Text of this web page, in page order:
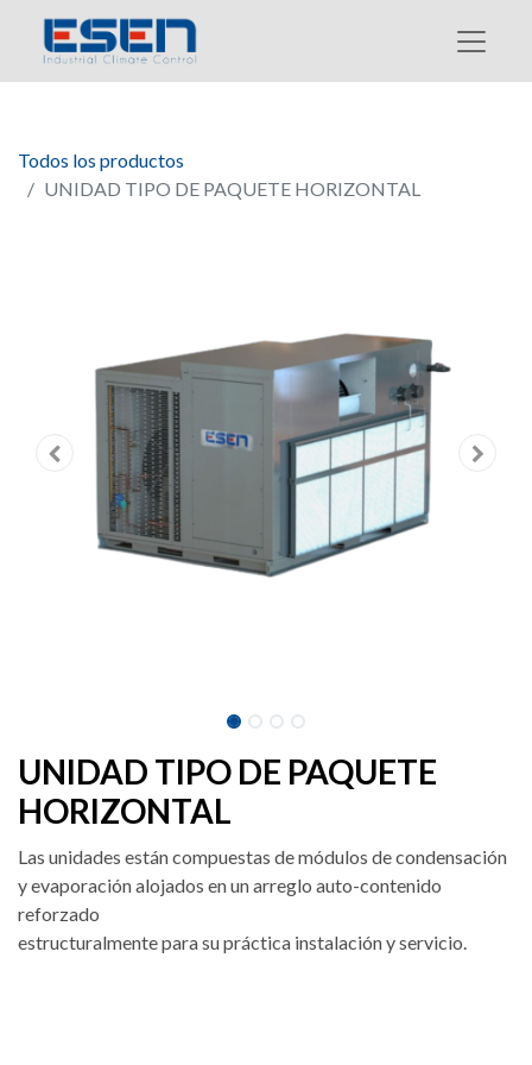
Todos los productos
UNIDAD TIPO DE PAQUETE HORIZONTAL
UNIDAD TIPO DE PAQUETE
HORIZONTAL
Las unidades están compuestas de módulos de condensación
y evaporación alojados en un arreglo auto-contenido
reforzado
estructuralmente para su práctica instalación y servicio.